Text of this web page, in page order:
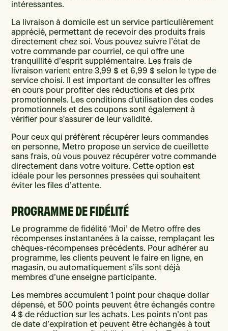
intéressantes.
La livraison à domicile est un service particulièrement
apprécié, permettant de recevoir des produits frais
directement chez soi. Vous pouvez suivre l’état de
votre commande par courriel, ce qui offre une
tranquillité d’esprit supplémentaire. Les frais de
livraison varient entre 3,99 $ et 6,99 $ selon le type de
service choisi. Il est important de consulter les offres
en cours pour profiter des réductions et des prix
promotionnels. Les conditions d'utilisation des codes
promotionnels et des coupons sont également à
vérifier pour s'assurer de leur validité.
Pour ceux qui préfèrent récupérer leurs commandes
en personne, Metro propose un service de cueillette
sans frais, où vous pouvez récupérer votre commande
directement dans votre voiture. Cette option est
idéale pour les personnes pressées qui souhaitent
éviter les files d’attente.
PROGRAMME DE FIDÉLITÉ
Le programme de fidélité ‘Moi’ de Metro offre des
récompenses instantanées à la caisse, remplaçant les
chèques-récompenses précédents. Pour adhérer au
programme, les clients peuvent le faire en ligne, en
magasin, ou automatiquement s’ils sont déjà
membres d’une enseigne participante.
Les membres accumulent 1 point pour chaque dollar
dépensé, et 500 points peuvent être échangés contre
4 $ de réduction sur les achats. Les points n’ont pas
de date d’expiration et peuvent être échangés à tout